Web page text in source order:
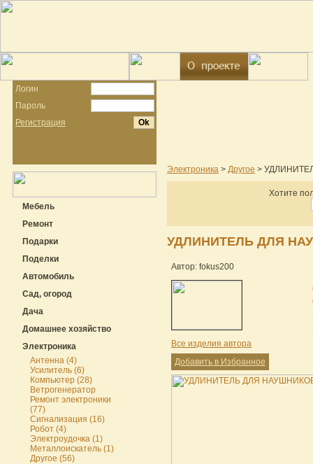
Логин
Пароль
Регистрация
Мебель
Ремонт
Подарки
Поделки
Автомобиль
Сад, огород
Дача
Домашнее хозяйство
Электроника
Антенна (4)
Усилитель (6)
Компьютер (28)
Ветрогенератор
Ремонт электроники
(77)
Сигнализация (16)
Робот (4)
Электроудочка (1)
Металлоискатель (1)
Другое (56)
Электроника > Другое >
Хотите
УДЛИНИТЕЛЬ ДЛЯ
Автор: fokus200
Все изделия автора
Добавить в Избранное